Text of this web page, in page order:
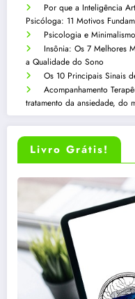
Por que a Inteligência
Psicóloga: 11 Motivos
Psicologia e
Insônia: Os 7 Melhores
a Qualidade do Sono
Os 10 Principais Sinais
Acompanhamento
tratamento da ansiedade, do
Livro Grátis!